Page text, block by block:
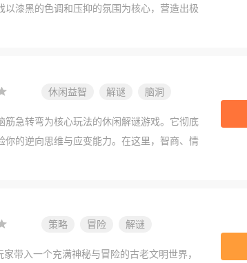
漆黑的色调和压抑的氛围为核心，营造出极
休闲益智 解谜 脑洞
急转弯为核心玩法的休闲解谜游戏。它彻底
的逆向思维与应变能力。在这里，智商、情
搞怪无厘头脑筋急转弯题目，万万想不到到
策略 冒险 解谜
带入一个充满神秘与冒险的古老文明世界，